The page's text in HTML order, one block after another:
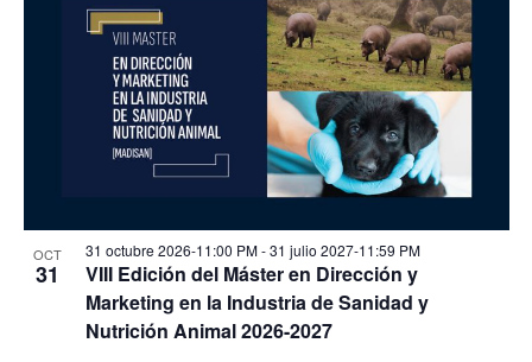
OCT
31
31 octubre 2026-11:00 PM-31 julio 2027-11:59 PM
VIII Edición del Máster en Dirección y
Marketing en la Industria de Sanidad y
Nutrición Animal 2026-2027